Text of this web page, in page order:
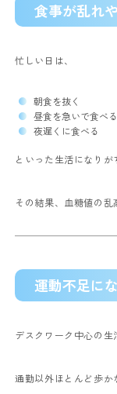
食事が乱れ
忙しい日は、
朝食を抜く
昼食を急いで食べる
夜遅くに食べる
といった生活になりが
その結果、血糖値の乱
運動不足に
デスクワーク中心の生
通勤以外ほとんど歩か